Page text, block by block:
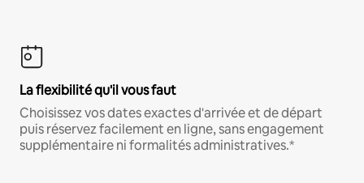
La flexibilité qu'il vous faut
Choisissez vos dates exactes d'arrivée et de départ
puis réservez facilement en ligne, sans engagement
supplémentaire ni formalités administratives.*